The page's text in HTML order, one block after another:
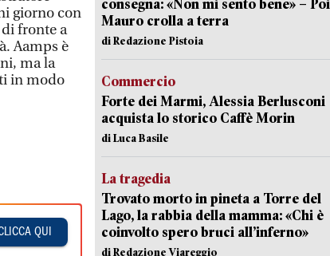
giorno con
fronte a
Aamps è
ma la
in modo
QUI
consegna: «Non mi sento bene» – Poi
Mauro crolla a terra
di Redazione Pistoia
Commercio
Forte dei Marmi, Alessia Berlusconi
acquista lo storico Caffè Morin
di Luca Basile
La tragedia
Trovato morto in pineta a Torre del
Lago, la rabbia della mamma: «Chi è
coinvolto spero bruci all’inferno»
di Redazione Viareggio